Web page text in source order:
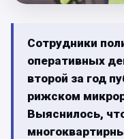
Сотрудники
оперативных
второй за год
рижском
Выяснилось,